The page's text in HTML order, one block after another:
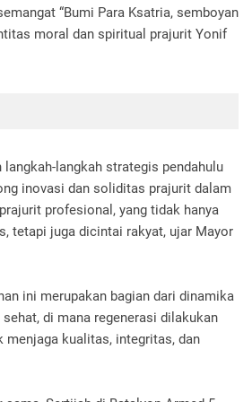
“Bumi Para Ksatria, semboyan
moral dan spiritual prajurit Yonif
langkah strategis pendahulu
inovasi dan soliditas prajurit dalam
profesional, yang tidak hanya
tetapi juga dicintai rakyat, ujar Mayor
ini merupakan bagian dari dinamika
di mana regenerasi dilakukan
menjaga kualitas, integritas, dan